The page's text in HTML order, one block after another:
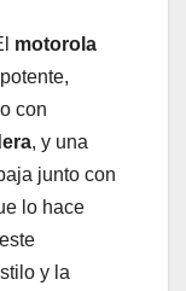
motorola
con
, y una
junto con
lo hace
y la